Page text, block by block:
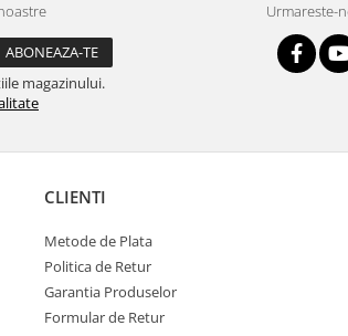
magazinului.
Urmareste-
CLIENTI
Metode de Plata
Politica de Retur
Garantia Produselor
Formular de Retur